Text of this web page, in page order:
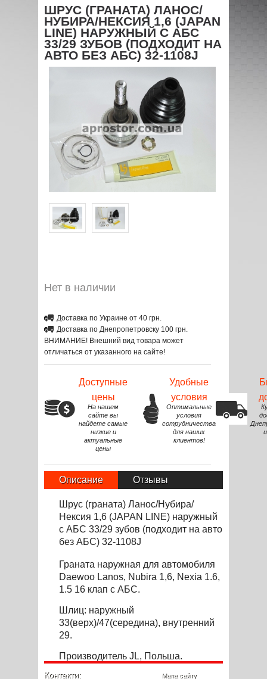
ШРУС (ГРАНАТА) ЛАНОС/
НУБИРА/НЕКСИЯ 1,6 (JAPAN
LINE) НАРУЖНЫЙ С АБС
33/29 ЗУБОВ (ПОДХОДИТ НА
АВТО БЕЗ АБС) 32-1108J
Нет в наличии
Доставка по Украине от 40 грн.
Доставка по Днепропетровску 100 грн.
ВНИМАНИЕ! Внешний вид товара может
отличаться от указанного на сайте!
Доступные
цены
На нашем
сайте вы
найдете самые
низкие и
актуальные
цены
Удобные
условия
Оптимальные
условия
сотрудничества
для наших
клиентов!
Описание Отзывы
Шрус (граната) Ланос/Нубира/
Нексия 1,6 (JAPAN LINE) наружный
с АБС 33/29 зубов (подходит на авто
без АБС) 32-1108J
Граната наружная для автомобиля
Daewoo Lanos, Nubira 1,6, Nexia 1.6,
1.5 16 клап с АБС.
Шлиц: наружный
33(верх)/47(середина), внутренний
29.
Производитель JL, Польша.
Контакти: Мапа сайту